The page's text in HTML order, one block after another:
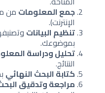
جمع المعلوماتمن
الإنترنت).
تنظيم البيانات
بموضوعك.
تحليل ودراسة
النتائج.
كتابة البحث النهائي
مراجعة وتدقيق البحث